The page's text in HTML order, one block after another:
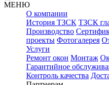
МЕНЮ
О компании
История ТЗСК ТЗСК
Производство
проекты Фотогалерея
Услуги
Ремонт окон Монтаж
Гарантийное
Контроль качества